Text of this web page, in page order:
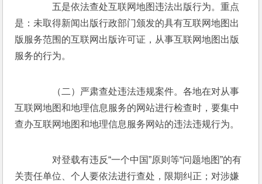
五是依法查处互联网地图违法出版行为。重点
是：未取得新闻出版行政部门颁发的具有互联网地图出
版服务范围的互联网出版许可证，从事互联网地图出版
服务的行为。
（二）严肃查处违法违规案件。各地在对从事
互联网地图和地理信息服务的网站进行检查时，要集中
查办互联网地图和地理信息服务网站的违法违规行为。
对登载有违反“一个中国”原则等“问题地图”的有
关责任单位、个人要依法进行查处，限期纠正；对涉嫌